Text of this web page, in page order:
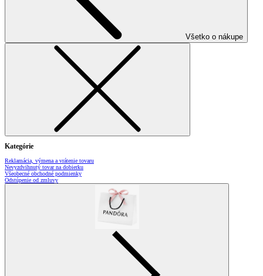
Všetko o nákupe
Kategórie
Reklamácia, výmena a vrátenie tovaru
Nevyzdvihnutý tovar na dobierku
Všeobecné obchodné podmienky
Odstúpenie od zmluvy